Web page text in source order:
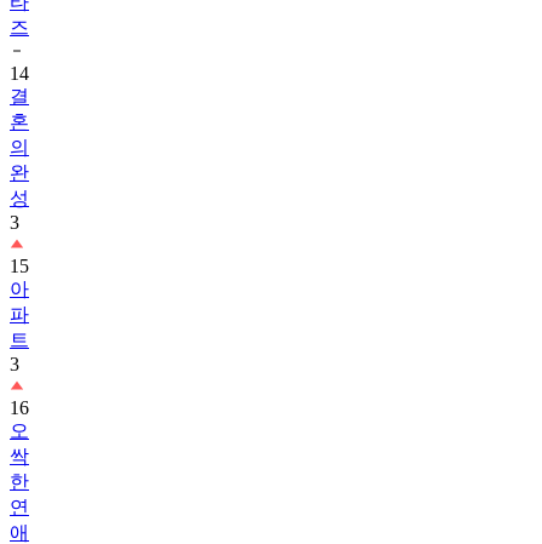
즈
14
결
혼
의
완
성
3
15
아
파
트
3
16
오
싹
한
연
애